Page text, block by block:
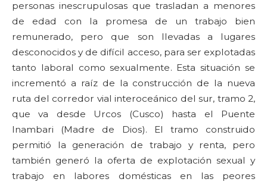
personas inescrupulosas que trasladan a menores
de edad con la promesa de un trabajo bien
remunerado, pero que son llevadas a lugares
desconocidos y de difícil acceso, para ser explotadas
tanto laboral como sexualmente. Esta situación se
incrementó a raíz de la construcción de la nueva
ruta del corredor vial interoceánico del sur, tramo 2,
que va desde Urcos (Cusco) hasta el Puente
Inambari (Madre de Dios). El tramo construido
permitió la generación de trabajo y renta, pero
también generó la oferta de explotación sexual y
trabajo en labores domésticas en las peores